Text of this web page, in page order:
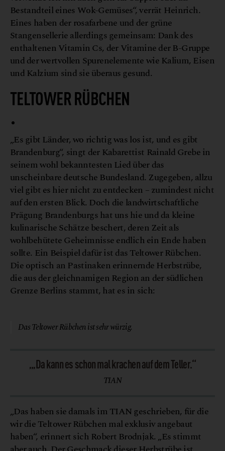
Bestandteil eines Wok-Gemüses“, verrät Heinrich.
Eines haben der rosafarbene und der grüne
Stangensellerie allerdings gemeinsam: Dank des
enthaltenen Vitamin Cs, der Vitamine der B-Gruppe
und der wertvollen Spurenelemente wie Kalium, Eisen
und Kalzium sind sie überaus gesund.
TELTOWER RÜBCHEN
„Es gibt Länder, wo richtig was los ist, und es gibt
Brandenburg“, singt der Kabarettist Rainald Grebe in
seinem wohl bekanntesten Lied über das
unscheinbare deutsche Bundesland. Zugegeben, allzu
viel gibt es hier nicht zu entdecken – zumindest nicht
auf den ersten Blick. Doch die landwirtschaftliche
Prägung Brandenburgs hat uns hie und da kleine
kulinarische Schätze beschert, deren Zeit als
wohlbehütete Geheimnisse endlich ein Ende haben
sollte. Ein Beispiel dafür ist das Teltower Rübchen.
Die optisch an Pastinaken erinnernde Herbstrübe,
die aus der gleichnamigen Region an der südlichen
Grenze Berlins stammt, hat es in sich:
Das Teltower Rübchen ist sehr würzig.
„‚Da kann es schon mal krachen auf dem Teller.“
TIAN
„Das haben sie damals im TIAN geschrieben, für die
wir die Teltower Rübchen mal exklusiv angebaut
haben“, erinnert sich Robert Brodnjak. „Es stimmt